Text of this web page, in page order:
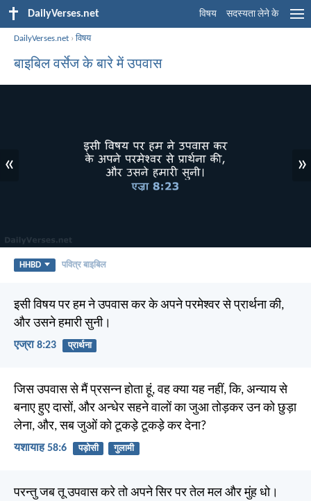
DailyVerses.net विषय सदस्यता लेने के
DailyVerses.net ›विषय
बाइबिल वर्सेज के बारे में उपवास
« »
HHBD पवित्र बाइबिल
इसी विषय पर हम ने उपवास कर के अपने परमेश्वर से प्रार्थना की,
और उसने हमारी सुनी।
एज्रा 8:23 प्रार्थना
जिस उपवास से मैं प्रसन्न होता हूं, वह क्या यह नहीं, कि, अन्याय से
बनाए हुए दासों, और अन्धेर सहने वालों का जुआ तोड़कर उन को छुड़ा
लेना, और, सब जुओं को टूकड़े टूकड़े कर देना?
यशायाह 58:6 पड़ोसी गुलामी
परन्तु जब तू उपवास करे तो अपने सिर पर तेल मल और मुंह धो।